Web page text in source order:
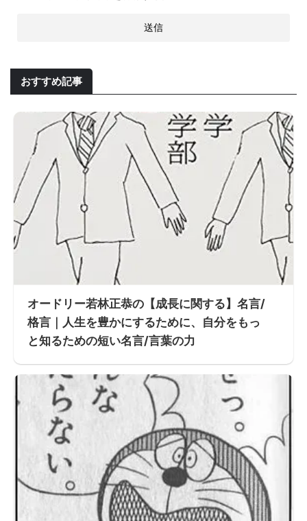
おすすめ記事
オードリー若林正恭の【成長に関する】名言/
格言｜人生を豊かにするために、自分をもっ
と知るための短い名言/言葉の力